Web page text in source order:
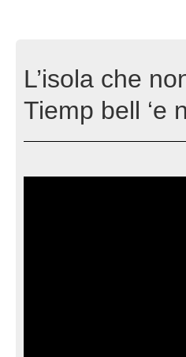
L’isola che
Tiemp bell ‘e